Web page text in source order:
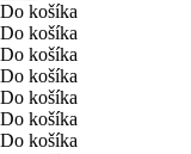
Do košíka
Do košíka
Do košíka
Do košíka
Do košíka
Do košíka
Do košíka